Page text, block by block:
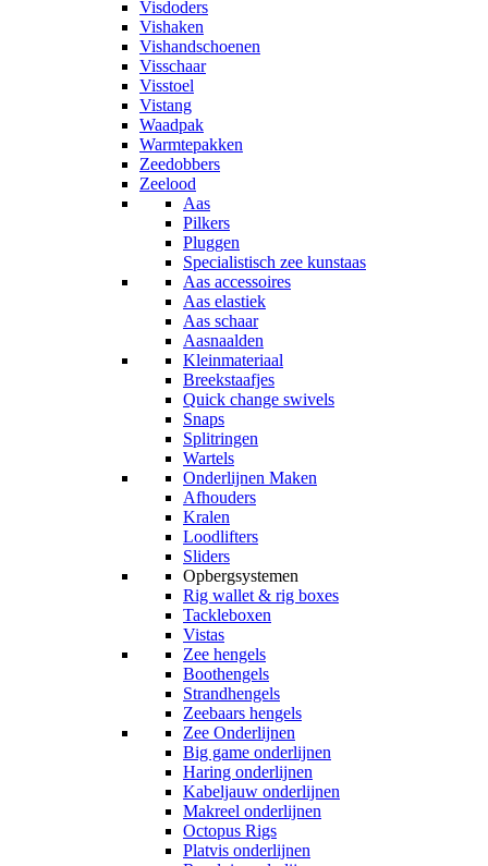
Visdoders
Vishaken
Vishandschoenen
Visschaar
Visstoel
Vistang
Waadpak
Warmtepakken
Zeedobbers
Zeelood
Aas
Pilkers
Pluggen
Specialistisch zee kunstaas
Aas accessoires
Aas elastiek
Aas schaar
Aasnaalden
Kleinmateriaal
Breekstaafjes
Quick change swivels
Snaps
Splitringen
Wartels
Onderlijnen Maken
Afhouders
Kralen
Loodlifters
Sliders
Opbergsystemen
Rig wallet & rig boxes
Tackleboxen
Vistas
Zee hengels
Boothengels
Strandhengels
Zeebaars hengels
Zee Onderlijnen
Big game onderlijnen
Haring onderlijnen
Kabeljauw onderlijnen
Makreel onderlijnen
Octopus Rigs
Platvis onderlijnen